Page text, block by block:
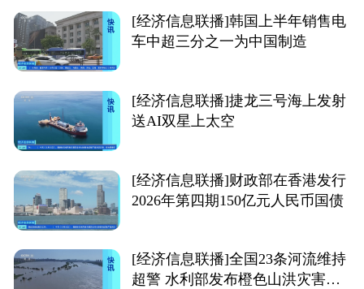
[经济信息联播]韩国上半年销售电
车中超三分之一为中国制造
[经济信息联播]捷龙三号海上发射
送AI双星上太空
[经济信息联播]财政部在香港发行
2026年第四期150亿元人民币国债
[经济信息联播]全国23条河流维持
超警 水利部发布橙色山洪灾害气